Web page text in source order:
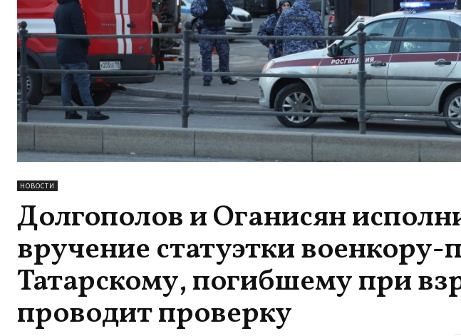
НОВОСТИ
Долгополов и Оганисян
вручение статуэтки военкору-
Татарскому, погибшему при
проводит проверку